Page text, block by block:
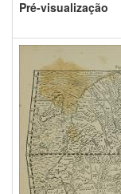
Pré-visualização